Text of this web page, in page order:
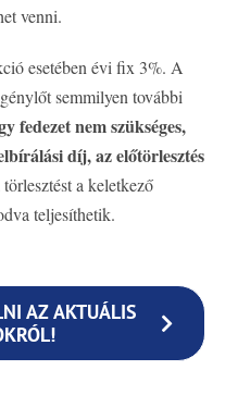
venni.
esetében évi fix 3%. A
semmilyen további
fedezet nem szükséges,
díj, az előtörlesztés
a keletkező
teljesíthetik.
AZ AKTUÁLIS